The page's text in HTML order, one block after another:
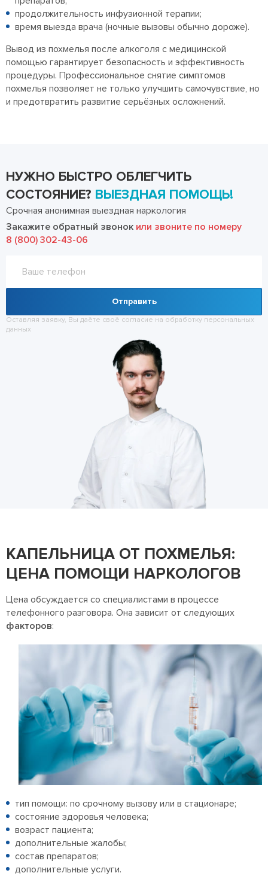
продолжительность инфузионной терапии;
время выезда врача (ночные вызовы обычно дороже).
Вывод из похмелья после алкоголя с медицинской
помощью гарантирует безопасность и эффективность
процедуры. Профессиональное снятие симптомов
похмелья позволяет не только улучшить самочувствие, но
и предотвратить развитие серьёзных осложнений.
НУЖНО БЫСТРО ОБЛЕГЧИТЬ
СОСТОЯНИЕ? ВЫЕЗДНАЯ ПОМОЩЬ!
Срочная анонимная выездная наркология
Закажите обратный звонок или звоните по номеру
8 (800) 302-43-06
Отправить
Оставляя заявку, Вы даёте своё согласие на обработку персональных
данных
КАПЕЛЬНИЦА ОТ ПОХМЕЛЬЯ:
ЦЕНА ПОМОЩИ НАРКОЛОГОВ
Цена обсуждается со специалистами в процессе
телефонного разговора. Она зависит от следующих
факторов:
тип помощи: по срочному вызову или в стационаре;
состояние здоровья человека;
возраст пациента;
дополнительные жалобы;
состав препаратов;
дополнительные услуги.